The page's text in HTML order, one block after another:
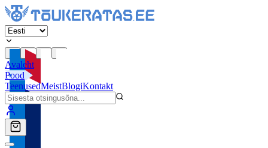
Avaleht
Pood
TeenusedMeistBlogiKontakt